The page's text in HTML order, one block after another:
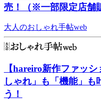
売！（※一部限定店舗
大人のおしゃれ手帖web
【hareiro新作ファッ
しゃれ」も「機能」も
う！